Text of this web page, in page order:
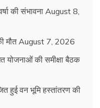
की संभावनाAugust 8,
मौत August 7, 2026
योजनाओं की समीक्षा बैठक
हुई वन भूमि हस्तांतरण की